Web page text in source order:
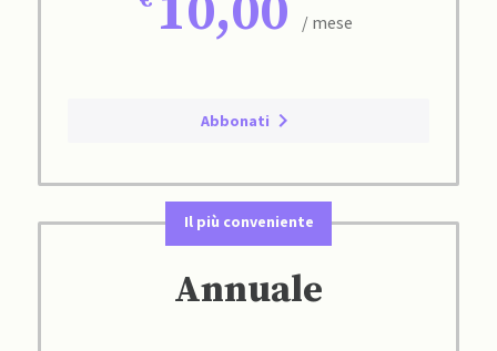
/ mese
Abbonati
Il più conveniente
Annuale